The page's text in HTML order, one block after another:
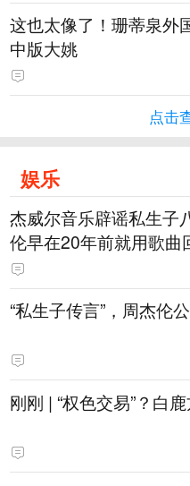
这也太像了！珊蒂泉外
中版大姚
点击
娱乐
杰威尔音乐辟谣私生子
伦早在20年前就用歌曲
“私生子传言”，周杰伦
刚刚 | “权色交易”？白鹿